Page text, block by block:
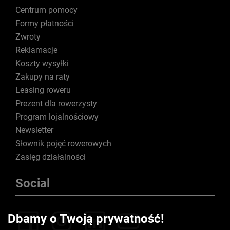
Centrum pomocy
Formy płatności
Zwroty
Reklamacje
Koszty wysyłki
Zakupy na raty
Leasing roweru
Prezent dla rowerzysty
Program lojalnościowy
Newsletter
Słownik pojęć rowerowych
Zasięg działalności
Social
Dbamy o Twoją prywatność!